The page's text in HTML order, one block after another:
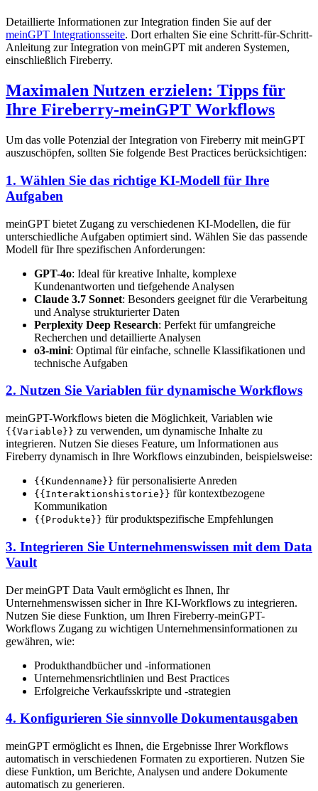
Detaillierte Informationen zur Integration finden Sie auf der
meinGPT Integrationsseite. Dort erhalten Sie eine Schritt-für-Schritt-
Anleitung zur Integration von meinGPT mit anderen Systemen,
einschließlich Fireberry.
Maximalen Nutzen erzielen: Tipps für
Ihre Fireberry-meinGPT Workflows
Um das volle Potenzial der Integration von Fireberry mit meinGPT
auszuschöpfen, sollten Sie folgende Best Practices berücksichtigen:
1. Wählen Sie das richtige KI-Modell für Ihre
Aufgaben
meinGPT bietet Zugang zu verschiedenen KI-Modellen, die für
unterschiedliche Aufgaben optimiert sind. Wählen Sie das passende
Modell für Ihre spezifischen Anforderungen:
GPT-4o: Ideal für kreative Inhalte, komplexe
Kundenantworten und tiefgehende Analysen
Claude 3.7 Sonnet: Besonders geeignet für die Verarbeitung
und Analyse strukturierter Daten
Perplexity Deep Research: Perfekt für umfangreiche
Recherchen und detaillierte Analysen
o3-mini: Optimal für einfache, schnelle Klassifikationen und
technische Aufgaben
2. Nutzen Sie Variablen für dynamische Workflows
meinGPT-Workflows bieten die Möglichkeit, Variablen wie
{{Variable}} zu verwenden, um dynamische Inhalte zu
integrieren. Nutzen Sie dieses Feature, um Informationen aus
Fireberry dynamisch in Ihre Workflows einzubinden, beispielsweise:
{{Kundenname}} für personalisierte Anreden
{{Interaktionshistorie}} für kontextbezogene
Kommunikation
{{Produkte}} für produktspezifische Empfehlungen
3. Integrieren Sie Unternehmenswissen mit dem Data
Vault
Der meinGPT Data Vault ermöglicht es Ihnen, Ihr
Unternehmenswissen sicher in Ihre KI-Workflows zu integrieren.
Nutzen Sie diese Funktion, um Ihren Fireberry-meinGPT-
Workflows Zugang zu wichtigen Unternehmensinformationen zu
gewähren, wie:
Produkthandbücher und -informationen
Unternehmensrichtlinien und Best Practices
Erfolgreiche Verkaufsskripte und -strategien
4. Konfigurieren Sie sinnvolle Dokumentausgaben
meinGPT ermöglicht es Ihnen, die Ergebnisse Ihrer Workflows
automatisch in verschiedenen Formaten zu exportieren. Nutzen Sie
diese Funktion, um Berichte, Analysen und andere Dokumente
automatisch zu generieren.